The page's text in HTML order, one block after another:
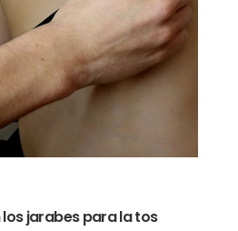
jarabes para la tos